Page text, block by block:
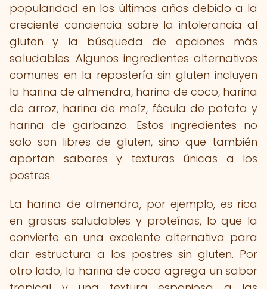
popularidad en los últimos años debido a la
creciente conciencia sobre la intolerancia al
gluten y la búsqueda de opciones más
saludables. Algunos ingredientes alternativos
comunes en la repostería sin gluten incluyen
la harina de almendra, harina de coco, harina
de arroz, harina de maíz, fécula de patata y
harina de garbanzo. Estos ingredientes no
solo son libres de gluten, sino que también
aportan sabores y texturas únicas a los
postres.
La harina de almendra, por ejemplo, es rica
en grasas saludables y proteínas, lo que la
convierte en una excelente alternativa para
dar estructura a los postres sin gluten. Por
otro lado, la harina de coco agrega un sabor